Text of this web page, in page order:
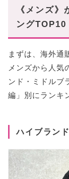
韓国ア
【ハイブ
着るだ
モード
スタハ編
ビュー
ワードロ
《メンズ
ングTOP10
まずは、海外通
メンズから人気
ンド・ミドルブ
編」別にランキ
ハイブラン